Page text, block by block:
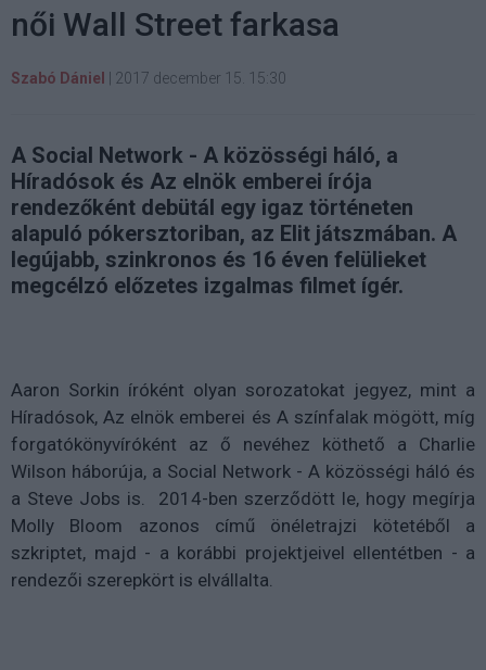
női Wall Street farkasa
Szabó Dániel 2017 december 15. 15:30
A Social Network - A közösségi háló, a
Híradósok és Az elnök emberei írója
rendezőként debütál egy igaz történeten
alapuló pókersztoriban, az Elit játszmában. A
legújabb, szinkronos és 16 éven felülieket
megcélzó előzetes izgalmas filmet ígér.
Aaron Sorkin íróként olyan sorozatokat jegyez, mint a
Híradósok, Az elnök emberei és A színfalak mögött, míg
forgatókönyvíróként az ő nevéhez köthető a Charlie
Wilson háborúja, a Social Network - A közösségi háló és
a Steve Jobs is. 2014-ben szerződött le, hogy megírja
Molly Bloom azonos című önéletrajzi kötetéből a
szkriptet, majd - a korábbi projektjeivel ellentétben - a
rendezői szerepkört is elvállalta.